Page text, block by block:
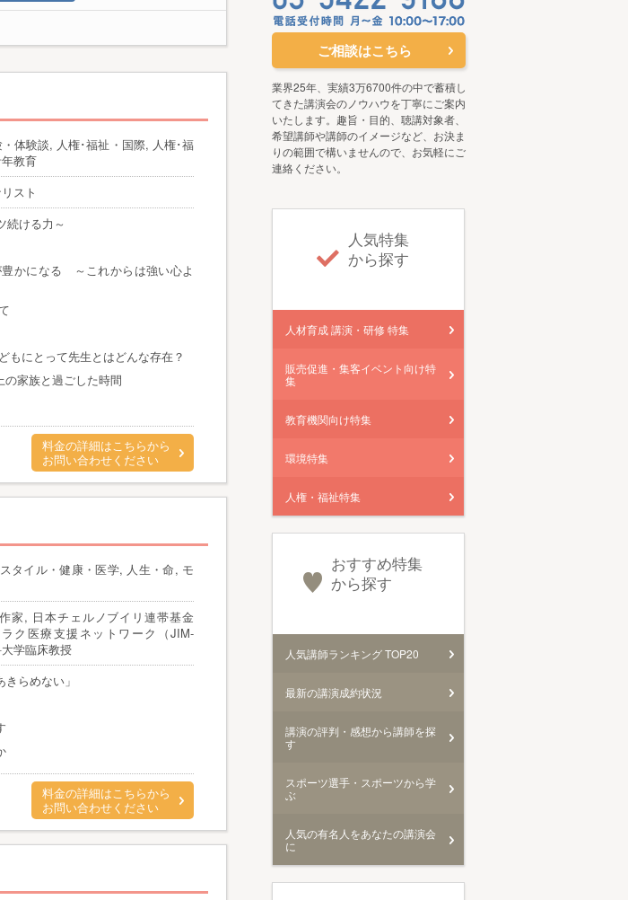
体験談, 人権･福祉・国際, 人権･福
教育
スト
続ける力～
かになる ～これからは強い心よ
もにとって先生とはどんな存在？
家族と過ごした時間
料金の詳細はこちらから
お問い合わせください
タイル・健康・医学, 人生・命, モ
家, 日本チェルノブイリ連帯基金
ク医療支援ネットワーク（JIM-
学臨床教授
きらめない」
料金の詳細はこちらから
お問い合わせください
ご相談はこちら
業界25年、実績3万6700件の中で蓄積し
てきた講演会のノウハウを丁寧にご案内
いたします。趣旨・目的、聴講対象者、
希望講師や講師のイメージなど、お決ま
りの範囲で構いませんので、お気軽にご
連絡ください。
人気特集
から探す
人材育成 講演・研修 特集
販売促進・集客イベント向け特
集
教育機関向け特集
環境特集
人権・福祉特集
おすすめ特集
から探す
人気講師ランキング TOP20
最新の講演成約状況
講演の評判・感想から講師を探
す
スポーツ選手・スポーツから学
ぶ
人気の有名人をあなたの講演会
に